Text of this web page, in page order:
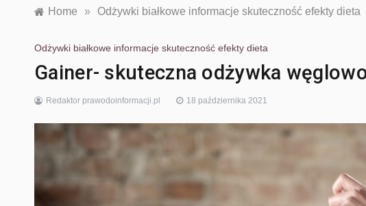
Home » Odżywki białkowe informacje skuteczność efekty dieta
Odżywki białkowe informacje skuteczność efekty dieta
Gainer- skuteczna odżywka
Redaktor prawodoinformacji.pl 18 października 2021